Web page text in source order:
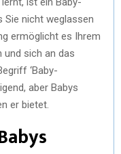
Sie nicht weglassen
ermöglicht es Ihrem
und sich an das
‘Baby-
aber Babys
er bietet.